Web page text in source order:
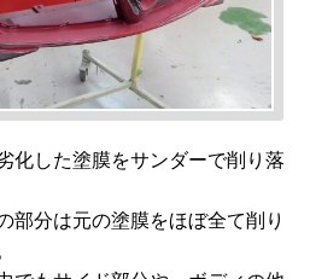
化した塗膜をサンダーで削り落
部分は元の塗膜をほぼ全て削り